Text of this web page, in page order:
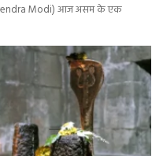
Modi) आज असम के एक